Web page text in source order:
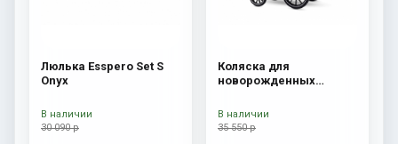
Люлька Esspero Set S
Onyx
30 090 р
В наличии
Коляска для
новорожденных
35 550 р
В наличии